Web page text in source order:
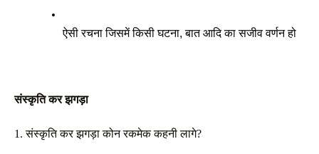
ऐसी रचना जिसमें किसी घटना, बात आदि का सजीव वर्णन हो
संस्कृति कर झगड़ा
1. संस्कृति कर झगड़ा कोन रकमेक कहनी लागे?